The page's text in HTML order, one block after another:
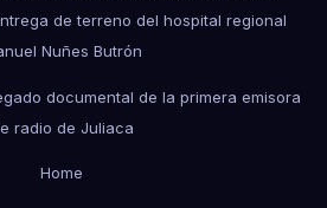
de terreno del hospital regional
Nuñes Butrón
documental de la primera emisora
radio de Juliaca
Home